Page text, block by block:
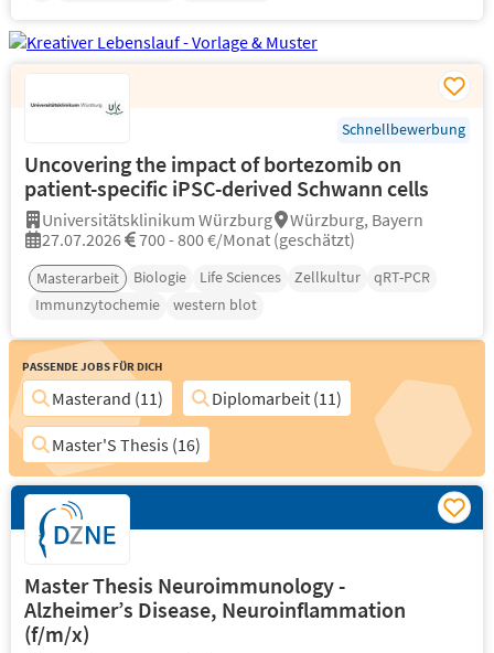
Schnellbewerbung
Uncovering the impact of bortezomib on
patient-specific iPSC-derived Schwann cells
Universitätsklinikum Würzburg
Würzburg, Bayern
27.07.2026
700 - 800 €/Monat (geschätzt)
Masterarbeit Biologie Life Sciences Zellkultur
qRT-PCR
Immunzytochemie
western blot
Passende Jobs für Dich
Masterand (11)
Diplomarbeit (11)
Master'S Thesis (16)
Master Thesis Neuroimmunology -
Alzheimer’s Disease, Neuroinflammation
(f/m/x)